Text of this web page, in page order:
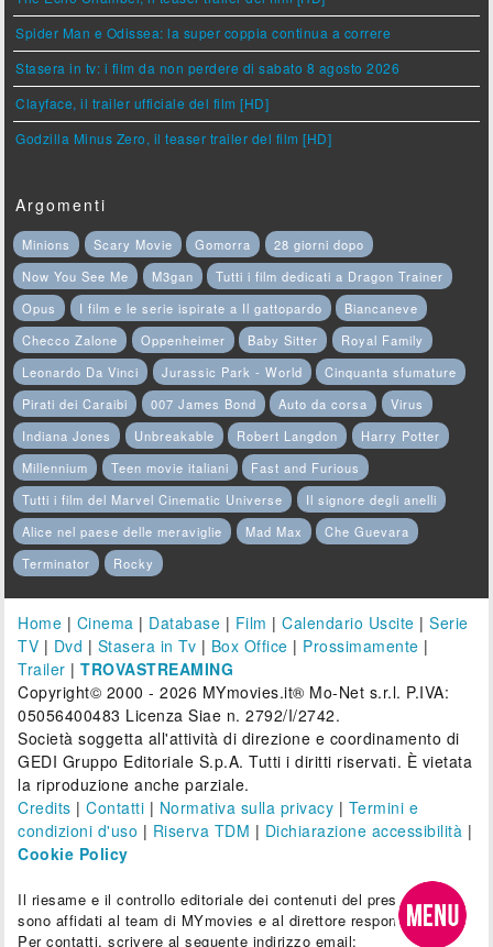
Spider Man e Odissea: la super coppia continua a correre
Stasera in tv: i film da non perdere di sabato 8 agosto 2026
Clayface, il trailer ufficiale del film [HD]
Godzilla Minus Zero, il teaser trailer del film [HD]
Argomenti
Minions Scary Movie Gomorra
28 giorni dopo
Now You See Me
M3gan
Tutti i film dedicati a Dragon Trainer
Opus
I film e le serie ispirate a Il gattopardo
Biancaneve
Checco Zalone
Oppenheimer Baby Sitter
Royal Family
Leonardo Da Vinci
Jurassic Park - World
Cinquanta sfumature
Pirati dei Caraibi
007 James Bond Auto da corsa
Virus
Indiana Jones
Unbreakable Robert Langdon
Harry Potter
Millennium
Teen movie italiani
Fast and Furious
Tutti i film del Marvel Cinematic Universe
Il signore degli anelli
Alice nel paese delle meraviglie
Mad Max
Che Guevara
Terminator
Rocky
Home | Cinema | Database | Film |Calendario Uscite |Serie
TV | Dvd | Stasera in Tv | Box Office | Prossimamente |
Trailer |TROVASTREAMING
Copyright© 2000 - 2026 MYmovies.it® Mo-Net s.r.l. P.IVA:
05056400483 Licenza Siae n. 2792/I/2742.
Società soggetta all'attività di direzione e coordinamento di
GEDI Gruppo Editoriale S.p.A. Tutti i diritti riservati. È vietata
la riproduzione anche parziale.
Credits |Contatti | Normativa sulla privacy | Termini e
condizioni d'uso | Riserva TDM | Dichiarazione accessibilità |
Cookie Policy
Il riesame e il controllo editoriale dei contenuti del presente sito
sono affidati al team di MYmovies e al direttore responsabile.
Per contatti, scrivere al seguente indirizzo email: